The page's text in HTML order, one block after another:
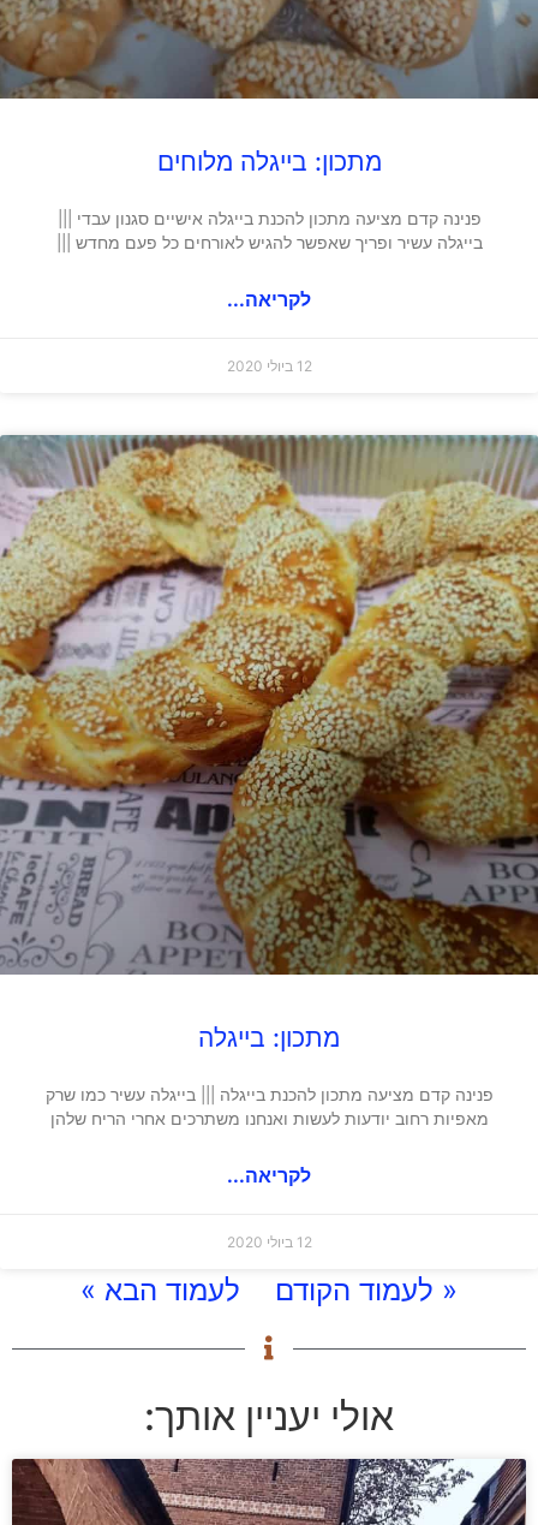
מתכון: בייגלה מלוחים
פנינה קדם מציעה מתכון להכנת בייגלה אישיים סגנון עבדי |||
בייגלה עשיר ופריך שאפשר להגיש לאורחים כל פעם מחדש |||
לקריאה...
12 ביולי 2020
מתכון: בייגלה
פנינה קדם מציעה מתכון להכנת בייגלה ||| בייגלה עשיר כמו שרק
מאפיות רחוב יודעות לעשות ואנחנו משתרכים אחרי הריח שלהן
לקריאה...
12 ביולי 2020
« לעמוד הקודם לעמוד הבא »
אולי יעניין אותך: